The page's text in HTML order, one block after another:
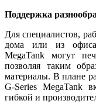
Поддержка
Для специалистов,
дома или из
MegaTank могут
позволяя таким
материалы. В плане
G-Series MegaTank
гибкой и